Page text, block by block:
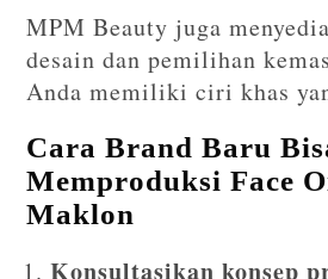
MPM Beauty juga
desain dan pemilihan
Anda memiliki ciri khas
Cara Brand Baru
Memproduksi Face
Maklon
Konsultasikan konsep